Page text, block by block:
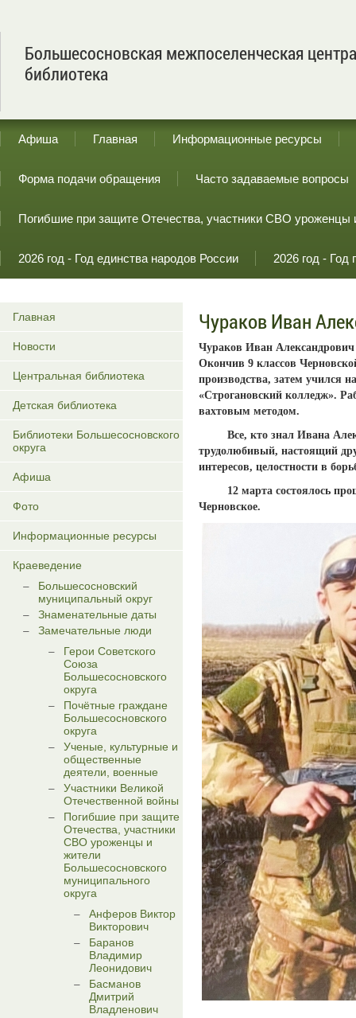
Большесосновская межпоселенческая
библиотека
Афиша Главная Информационные ресурсы
Форма подачи обращения Часто задаваемые вопросы
Погибшие при защите Отечества, участники СВО уроженцы
2026 год - Год единства народов России 2026 год -
Главная
Новости
Центральная библиотека
Детская библиотека
Библиотеки Большесосновского
округа
Афиша
Фото
Информационные ресурсы
Краеведение
Большесосновский
муниципальный округ
Знаменательные даты
Замечательные люди
Герои Советского
Союза
Большесосновского
округа
Почётные граждане
Большесосновского
округа
Ученые, культурные и
общественные
деятели, военные
Участники Великой
Отечественной войны
Погибшие при защите
Отечества, участники
СВО уроженцы и
жители
Большесосновского
муниципального
округа
Анферов Виктор
Викторович
Баранов
Владимир
Леонидович
Басманов
Дмитрий
Владленович
Чураков Иван
Чураков Иван Александрович
Окончив 9 классов
производства, затем учился
«Строгановский колледж».
вахтовым методом.
Все, кто знал Ивана
трудолюбивый, настоящий
интересов, целостности в
12 марта состоялось
Черновское.